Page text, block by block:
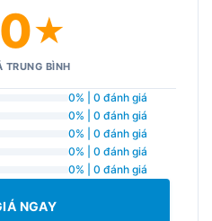
★
TRUNG BÌNH
0% | 0 đánh giá
0% | 0 đánh giá
0% | 0 đánh giá
0% | 0 đánh giá
0% | 0 đánh giá
NGAY